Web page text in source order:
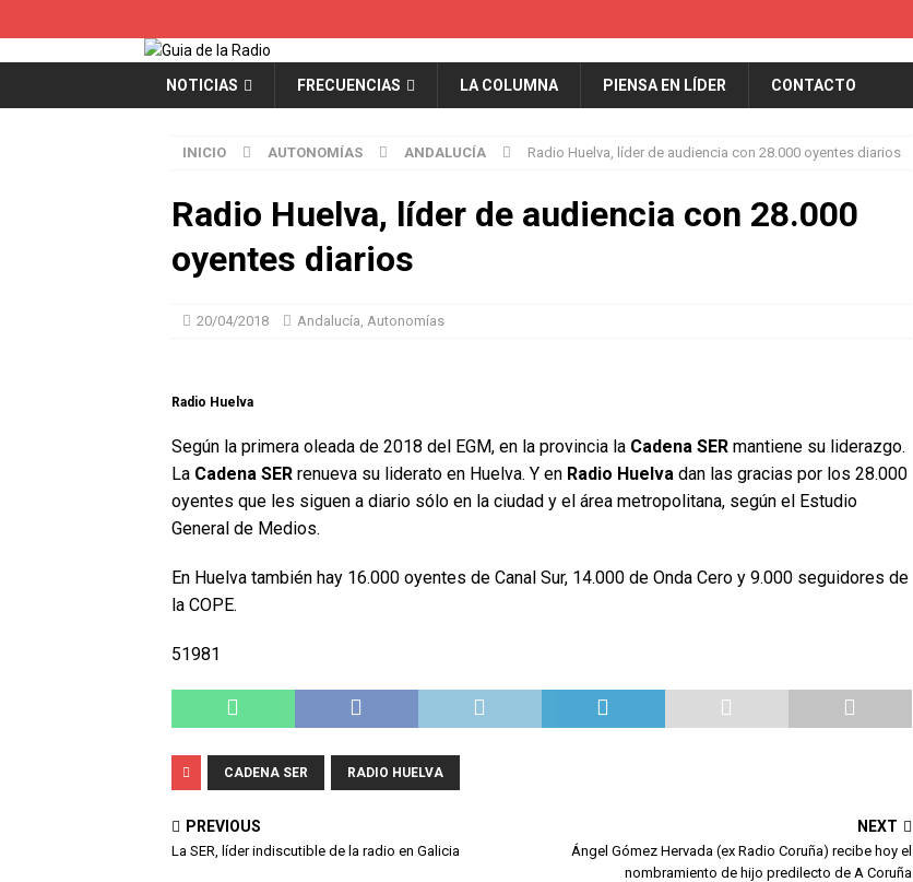
NOTICIAS FRECUENCIAS LA COLUMNA PIENSA EN LÍDER CONTACTO
INICIO AUTONOMÍAS ANDALUCÍA Radio Huelva, líder de audiencia con 28.000 oyentes diarios
Radio Huelva, líder de audiencia con 28.000
oyentes diarios
20/04/2018 Andalucía, Autonomías
Radio Huelva
Según la primera oleada de 2018 del EGM, en la provincia la Cadena SER mantiene su liderazgo.
La Cadena SER renueva su liderato en Huelva. Y en Radio Huelva dan las gracias por los 28.000
oyentes que les siguen a diario sólo en la ciudad y el área metropolitana, según el Estudio
General de Medios.
En Huelva también hay 16.000 oyentes de Canal Sur, 14.000 de Onda Cero y 9.000 seguidores de
la COPE.
51981
CADENA SER RADIO HUELVA
PREVIOUS
La SER, líder indiscutible de la radio en Galicia
NEXT
Ángel Gómez Hervada (ex Radio Coruña) recibe hoy el
nombramiento de hijo predilecto de A Coruña